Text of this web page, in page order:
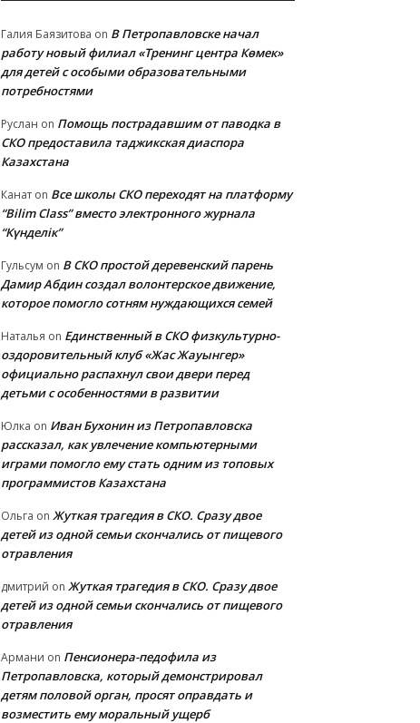
Галия Баязитова on В Петропавловске начал
работу новый филиал «Тренинг центра Көмек»
для детей с особыми образовательными
потребностями
Руслан on Помощь пострадавшим от паводка в
СКО предоставила таджикская диаспора
Казахстана
Канат on Все школы СКО переходят на платформу
“Bilim Class” вместо электронного журнала
“Күнделік”
Гульсум on В СКО простой деревенский парень
Дамир Абдин создал волонтерское движение,
которое помогло сотням нуждающихся семей
Наталья on Единственный в СКО физкультурно-
оздоровительный клуб «Жас Жауынгер»
официально распахнул свои двери перед
детьми с особенностями в развитии
Юлка on Иван Бухонин из Петропавловска
рассказал, как увлечение компьютерными
играми помогло ему стать одним из топовых
программистов Казахстана
Ольга on Жуткая трагедия в СКО. Сразу двое
детей из одной семьи скончались от пищевого
отравления
дмитрий on Жуткая трагедия в СКО. Сразу двое
детей из одной семьи скончались от пищевого
отравления
Армани on Пенсионера-педофила из
Петропавловска, который демонстрировал
детям половой орган, просят оправдать и
возместить ему моральный ущерб